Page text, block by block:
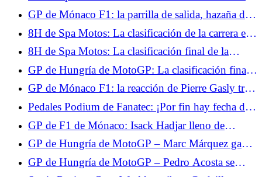
H+4, la lluvia cae sobre Spa-Francorchamps
GP de Mónaco F1: la parrilla de salida, hazaña de
Max Verstappen, Lewis Hamilton al acecho
8H de Spa Motos: La clasificación de la carrera en
H+6, el BMW nº37 no se rinde, el Honda nº5
abandona
8H de Spa Motos: La clasificación final de la
carrera, triunfo en casa para el BMW nº37
GP de Hungría de MotoGP: La clasificación final
del Warm Up, Aldeguer el más rápido por delante
de Márquez quinto y Quartararo undécimo
GP de Mónaco F1: la reacción de Pierre Gasly tras
su noveno puesto en la Q3
Pedales Podium de Fanatec: ¡Por fin hay fecha de
lanzamiento!
GP de F1 de Mónaco: Isack Hadjar lleno de
esperanza tras su 5º puesto en la clasificación
GP de Hungría de MotoGP – Marc Márquez gana
brillantemente: “Es una victoria que me cuesta
cara”
GP de Hungría de MotoGP – Pedro Acosta se